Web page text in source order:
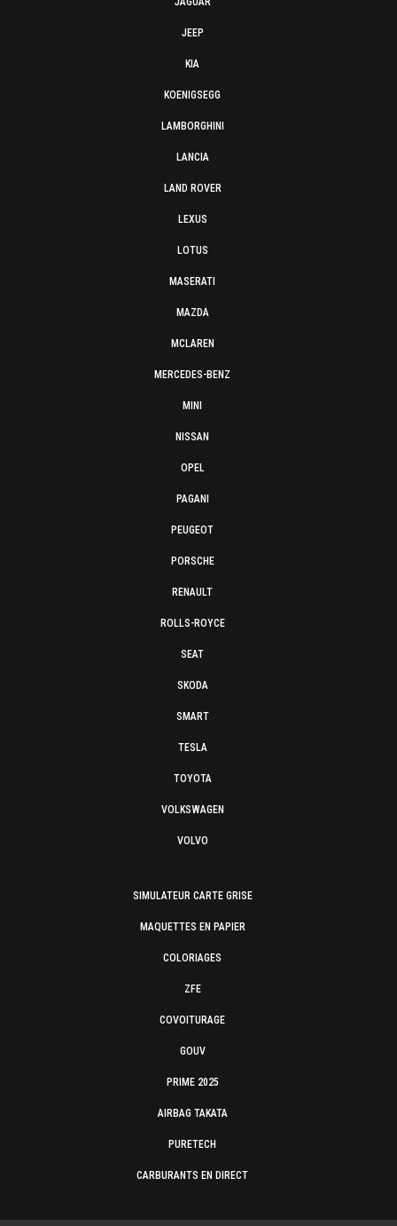
JEEP
KIA
KOENIGSEGG
LAMBORGHINI
LANCIA
LAND ROVER
LEXUS
LOTUS
MASERATI
MAZDA
MCLAREN
MERCEDES-BENZ
MINI
NISSAN
OPEL
PAGANI
PEUGEOT
PORSCHE
RENAULT
ROLLS-ROYCE
SEAT
SKODA
SMART
TESLA
TOYOTA
VOLKSWAGEN
VOLVO
SIMULATEUR CARTE GRISE
MAQUETTES EN PAPIER
COLORIAGES
ZFE
COVOITURAGE
GOUV
PRIME 2025
AIRBAG TAKATA
PURETECH
CARBURANTS EN DIRECT